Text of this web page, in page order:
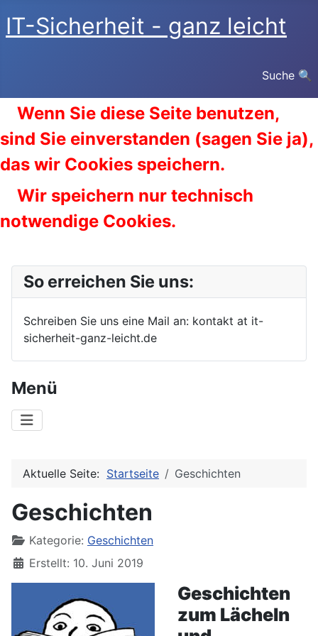
IT-Sicherheit - ganz leicht
Suche 🔍
Wenn Sie diese Seite benutzen,
sind Sie einverstanden (sagen Sie ja),
das wir Cookies speichern.
Wir speichern nur technisch
notwendige Cookies.
So erreichen Sie uns:
Schreiben Sie uns eine Mail an: kontakt at it-
sicherheit-ganz-leicht.de
Menü
Aktuelle Seite: Startseite Geschichten
Geschichten
DetailsKategorie: Geschichten
Erstellt: 10. Juni 2019
Geschichten
zum Lächeln